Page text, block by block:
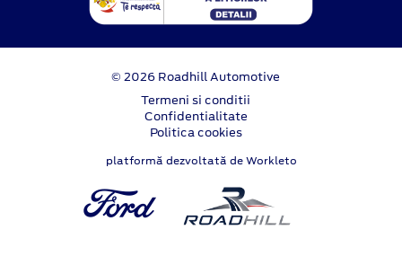
© 2026 Roadhill Automotive
Termeni si conditii
Confidentialitate
Politica cookies
platformă dezvoltată de Workleto